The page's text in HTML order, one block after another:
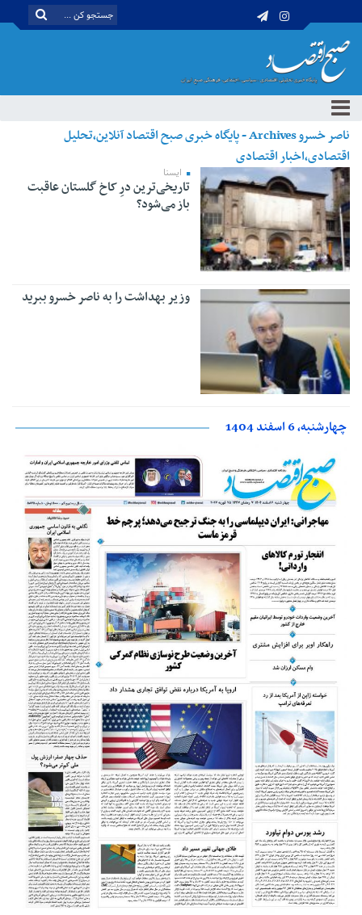
ناصر خسرو Archives - پایگاه خبری صبح اقتصاد آنلاین،تحلیل
اقتصادی،اخبار اقتصادی
ایسنا
تاریخی‌ترین درِ کاخ گلستان عاقبت
باز می‌شود؟
وزیر بهداشت را به ناصر خسرو ببرید
چهارشنبه، 6 اسفند 1404